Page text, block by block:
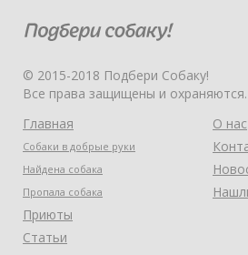
© 2015-2018 Подбери Собаку!
Все права защищены и охраняются.
Главная
Собаки в добрые руки
Найдена собака
Пропала собака
Приюты
Статьи
О нас